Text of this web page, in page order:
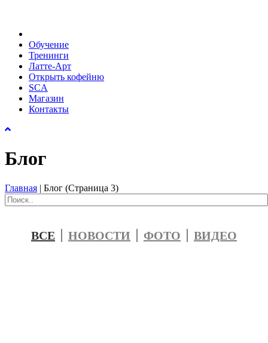
Обучение
Тренинги
Латте-Арт
Открыть кофейню
SCA
Магазин
Контакты
Блог
Главная | Блог (Страница 3)
ВСЕ НОВОСТИ ФОТО ВИДЕО